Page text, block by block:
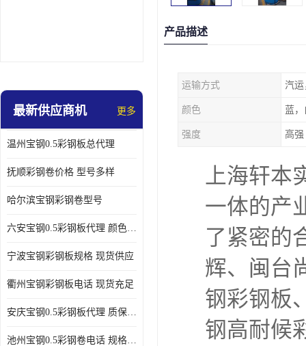
最新供应商机 更多
温州宝钢0.5彩钢板总代理
抚顺彩钢卷价格 型号多样
哈尔滨宝钢彩钢卷型号
六安宝钢0.5彩钢板代理 颜色定制
宁波宝钢彩钢板规格 现货供应
衢州宝钢彩钢板电话 现货充足
安庆宝钢0.5彩钢板代理 质保十年起
池州宝钢0.5彩钢卷电话 规格多样
产品描述
运输方式 汽运
颜色 蓝，
强度 高强
上海轩本
一体的产
了紧密的
辉、闽台
钢彩钢板
钢高耐候